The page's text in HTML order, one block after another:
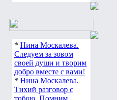
* Нина Москалева.
Следуем за зовом
своей души и творим
добро вместе с вами!
* Нина Москалева.
Тихий разговор с
тобою. Помним,